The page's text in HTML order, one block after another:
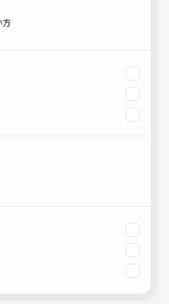
方